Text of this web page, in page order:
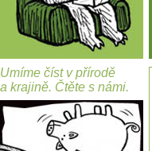
Umíme číst v přírodě
a krajině. Čtěte s námi.